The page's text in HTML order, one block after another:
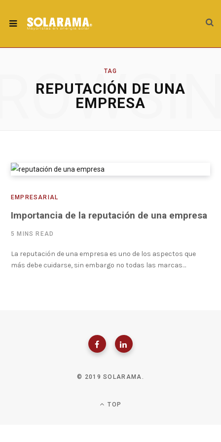
TAG
REPUTACIÓN DE UNA
EMPRESA
EMPRESARIAL
Importancia de la reputación de una empresa
5 MINS READ
La reputación de una empresa es uno de los aspectos que
más debe cuidarse, sin embargo no todas las marcas…
© 2019 SOLARAMA.
TOP